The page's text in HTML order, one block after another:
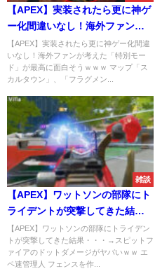
【APEX】実装されたら更に神ゲ
ー化間違いなし！海外ファンが
考えた「特別モード」が最高に
面白そうｗｗｗ
【APEX】実装されたら更に神ゲー化間違
いなし！海外ファンが考えた「特別モー
ド」が最高に面白そうｗｗｗ マップ「ス
カルタウン」、「フラグメン...
雑談
【APEX】ワットソンの部隊にト
ライデントが突撃してきた結
果・・・→スピットファイアの
ドットダメージがヤバいｗｗ
【APEX】ワットソンの部隊にトライデン
トが突撃してきた結果・・・→スピットフ
ァイアのドットダメージがヤバいｗｗ エ
ペ速管理人 フェンスを作...